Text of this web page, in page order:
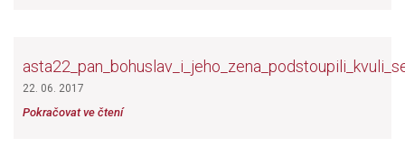
22. 06. 2017
Pokračovat ve čtení